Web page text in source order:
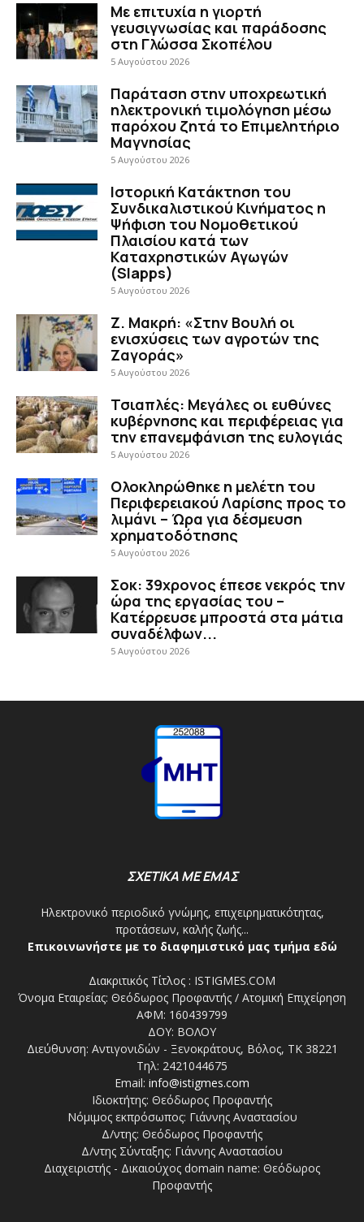
Με επιτυχία η γιορτή
γευσιγνωσίας και παράδοσης
στη Γλώσσα Σκοπέλου
5 Αυγούστου 2026
Παράταση στην υποχρεωτική
ηλεκτρονική τιμολόγηση μέσω
παρόχου ζητά το Επιμελητήριο
Μαγνησίας
5 Αυγούστου 2026
Ιστορική Κατάκτηση του
Συνδικαλιστικού Κινήματος η
Ψήφιση του Νομοθετικού
Πλαισίου κατά των
Καταχρηστικών Αγωγών
(Slapps)
5 Αυγούστου 2026
Ζ. Μακρή: «Στην Βουλή οι
ενισχύσεις των αγροτών της
Ζαγοράς»
5 Αυγούστου 2026
Τσιαπλές: Μεγάλες οι ευθύνες
κυβέρνησης και περιφέρειας για
την επανεμφάνιση της ευλογιάς
5 Αυγούστου 2026
Ολοκληρώθηκε η μελέτη του
Περιφερειακού Λαρίσης προς το
λιμάνι – Ώρα για δέσμευση
χρηματοδότησης
5 Αυγούστου 2026
Σοκ: 39χρονος έπεσε νεκρός την
ώρα της εργασίας του –
Κατέρρευσε μπροστά στα μάτια
συναδέλφων...
5 Αυγούστου 2026
ΣΧΕΤΙΚΑ ΜΕ ΕΜΑΣ
Ηλεκτρονικό περιοδικό γνώμης, επιχειρηματικότητας,
προτάσεων, καλής ζωής...
Επικοινωνήστε με το διαφημιστικό μας τμήμα εδώ
Διακριτικός Τίτλος : ISTIGMES.COM
Όνομα Εταιρείας: Θεόδωρος Προφαντής / Ατομική Επιχείρηση
ΑΦΜ: 160439799
ΔΟΥ: ΒΟΛΟΥ
Διεύθυνση: Αντιγονιδών - Ξενοκράτους, Βόλος, ΤΚ 38221
Τηλ: 2421044675
Email: info@istigmes.com
Ιδιοκτήτης: Θεόδωρος Προφαντής
Νόμιμος εκπρόσωπος: Γιάννης Αναστασίου
Δ/ντης: Θεόδωρος Προφαντής
Δ/ντης Σύνταξης: Γιάννης Αναστασίου
Διαχειριστής - Δικαιούχος domain name: Θεόδωρος
Προφαντής